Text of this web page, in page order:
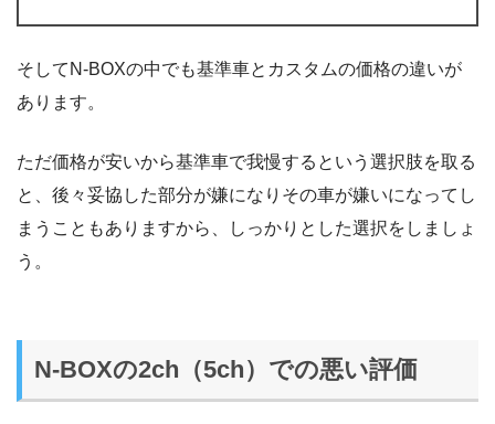
そしてN-BOXの中でも基準車とカスタムの価格の違いが
あります。
ただ価格が安いから基準車で我慢するという選択肢を取る
と、後々妥協した部分が嫌になりその車が嫌いになってし
まうこともありますから、しっかりとした選択をしましょ
う。
N-BOXの2ch（5ch）での悪い評価